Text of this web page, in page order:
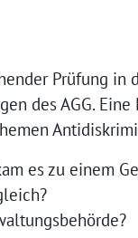
Prüfung in
des AGG.
es zu einem